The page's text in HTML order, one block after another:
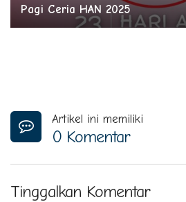
Pagi Ceria HAN 2025
Artikel ini memiliki
0 Komentar
Tinggalkan Komentar